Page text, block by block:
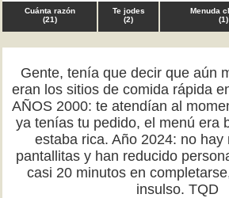
Cuánta razón
(21)
Te jodes
(2)
Menuda
(1)
Gente, tenía que decir que aún
eran los sitios de comida rápida
AÑOS 2000: te atendían al
ya tenías tu pedido, el menú era
estaba rica. Año 2024: no hay
pantallitas y han reducido
casi 20 minutos en
insulso. TQD